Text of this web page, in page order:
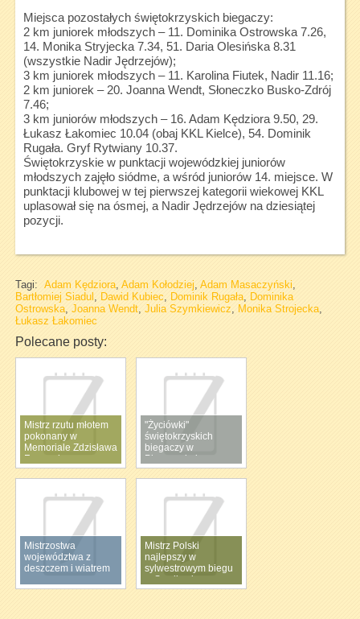
Miejsca pozostałych świętokrzyskich biegaczy:
2 km juniorek młodszych – 11. Dominika Ostrowska 7.26,
14. Monika Stryjecka 7.34, 51. Daria Olesińska 8.31
(wszystkie Nadir Jędrzejów);
3 km juniorek młodszych – 11. Karolina Fiutek, Nadir 11.16;
2 km juniorek – 20. Joanna Wendt, Słoneczko Busko-Zdrój
7.46;
3 km juniorów młodszych – 16. Adam Kędziora 9.50, 29.
Łukasz Łakomiec 10.04 (obaj KKL Kielce), 54. Dominik
Rugała. Gryf Rytwiany 10.37.
Świętokrzyskie w punktacji wojewódzkiej juniorów
młodszych zajęło siódme, a wśród juniorów 14. miejsce. W
punktacji klubowej w tej pierwszej kategorii wiekowej KKL
uplasował się na ósmej, a Nadir Jędrzejów na dziesiątej
pozycji.
Tagi: Adam Kędziora, Adam Kołodziej, Adam Masaczyński,
Bartłomiej Siadul , Dawid Kubiec, Dominik Rugała, Dominika
Ostrowska, Joanna Wendt, Julia Szymkiewicz, Monika Strojecka,
Łukasz Łakomiec
Polecane posty:
Mistrz rzutu młotem
pokonany w
Memoriale Zdzisława
Furmanka
"Życiówki"
świętokrzyskich
biegaczy w
Piasecznie i
Gliwicach
Mistrzostwa
województwa z
deszczem i wiatrem
Mistrz Polski
najlepszy w
sylwestrowym biegu
w Szydłowie